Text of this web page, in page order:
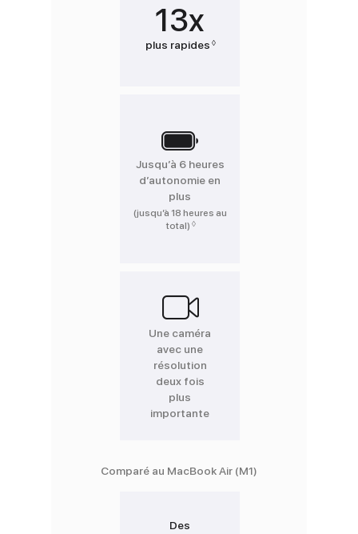
13x
plus rapides ◊Renvoi aux mentions
Jusqu’à 6 heures
d’autonomie en
plus
(jusqu’à 18 heures au
total) ◊Renvoi aux mentions légales
Une caméra
avec une
résolution
deux fois
plus
importante
Comparé au MacBook Air (M1)
Des